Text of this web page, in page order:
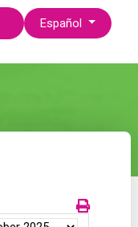
Seleccione su idioma
Español